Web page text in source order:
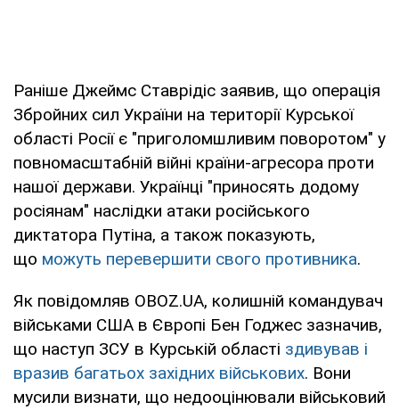
Раніше Джеймс Ставрідіс заявив, що операція
Збройних сил України на території Курської
області Росії є "приголомшливим поворотом" у
повномасштабній війні країни-агресора проти
нашої держави. Українці "приносять додому
росіянам" наслідки атаки російського
диктатора Путіна, а також показують,
що можуть перевершити свого противника.
Як повідомляв OBOZ.UA, колишній командувач
військами США в Європі Бен Годжес зазначив,
що наступ ЗСУ в Курській області здивував і
вразив багатьох західних військових. Вони
мусили визнати, що недооцінювали військовий